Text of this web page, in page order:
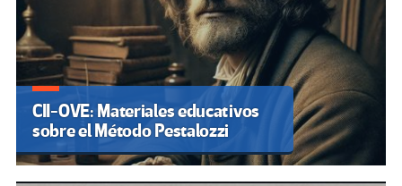
CII-OVE: Materiales educativos
sobre el Método Pestalozzi